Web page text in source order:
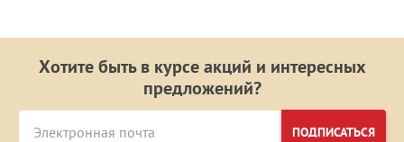
Хотите быть в курсе акций и интересных
предложений?
ПОДПИСАТЬСЯ